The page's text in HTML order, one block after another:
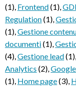
(1), Frontend(1),
Regulation(1),
(1),Gestione
documenti(1),
(4),Gestione lead(1),
Analytics (2),
(1), Home page(3),